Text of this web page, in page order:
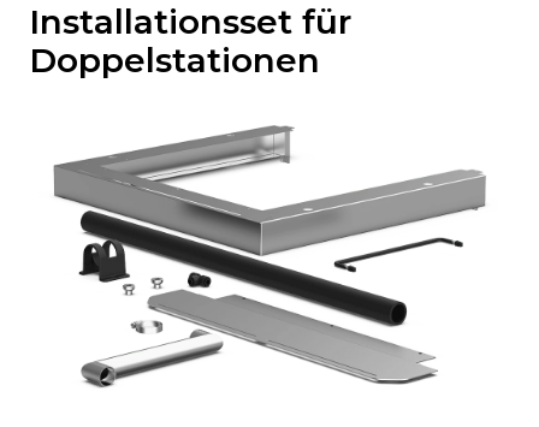
Installationsset für
Doppelstationen